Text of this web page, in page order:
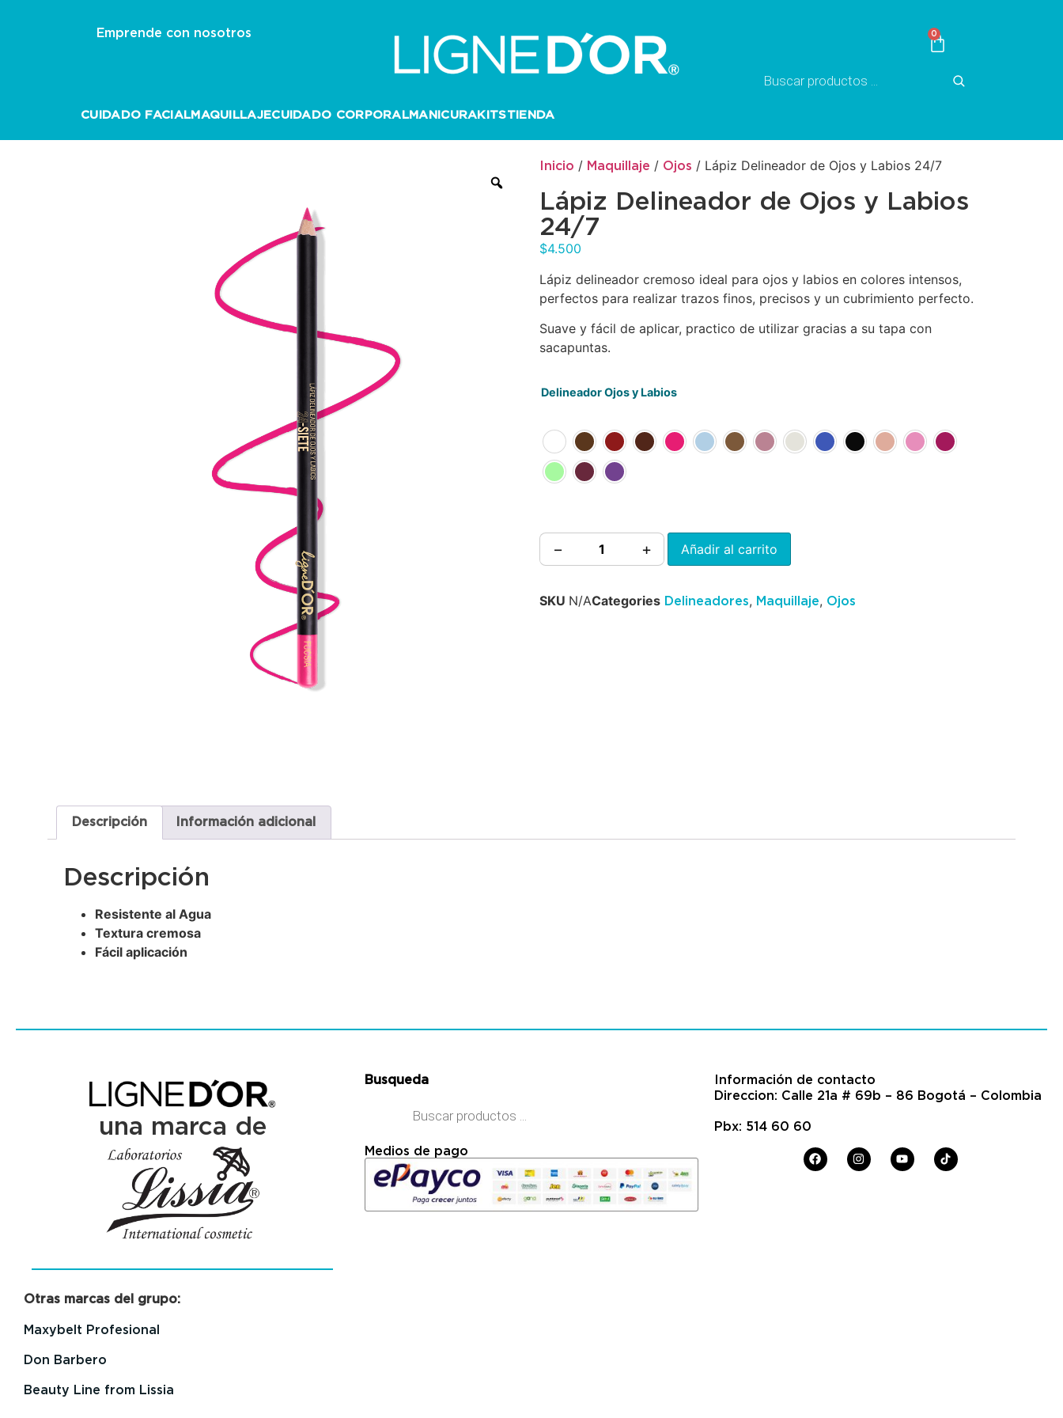
Emprende con nosotros 0
CUIDADO FACIALMAQUILLAJECUIDADO CORPORALMANICURAKITSTIENDA
Inicio / Maquillaje / Ojos / Lápiz Delineador de Ojos y Labios 24/7
Lápiz Delineador de Ojos y Labios
24/7
$4.500
Lápiz delineador cremoso ideal para ojos y labios en colores intensos,
perfectos para realizar trazos finos, precisos y un cubrimiento perfecto.
Suave y fácil de aplicar, practico de utilizar gracias a su tapa con
sacapuntas.
Delineador Ojos y Labios
− + Añadir al carrito
SKU N/ACategories Delineadores, Maquillaje, Ojos
Descripción Información adicional
Descripción
Resistente al Agua
Textura cremosa
Fácil aplicación
una marca de
Otras marcas del grupo:
Maxybelt Profesional
Don Barbero
Beauty Line from Lissia
Busqueda
Medios de pago
Información de contacto
Direccion: Calle 21a # 69b – 86 Bogotá – Colombia
Pbx: 514 60 60